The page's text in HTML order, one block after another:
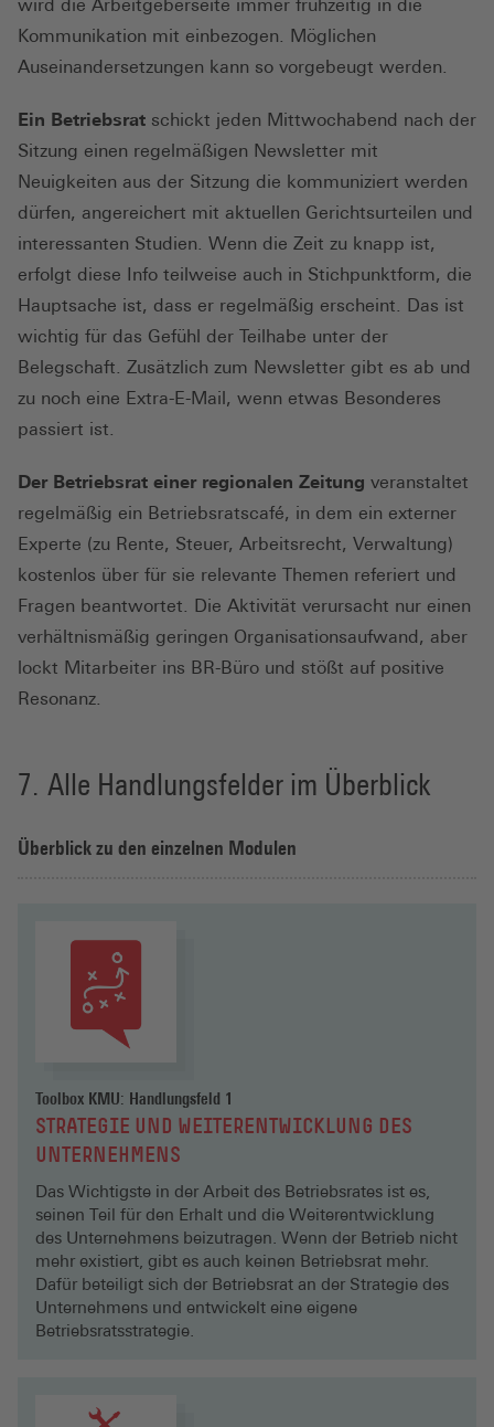
wird die Arbeitgeberseite immer frühzeitig in die
Kommunikation mit einbezogen. Möglichen
Auseinandersetzungen kann so vorgebeugt werden.
Ein Betriebsrat schickt jeden Mittwochabend nach der
Sitzung einen regelmäßigen Newsletter mit
Neuigkeiten aus der Sitzung die kommuniziert werden
dürfen, angereichert mit aktuellen Gerichtsurteilen und
interessanten Studien. Wenn die Zeit zu knapp ist,
erfolgt diese Info teilweise auch in Stichpunktform, die
Hauptsache ist, dass er regelmäßig erscheint. Das ist
wichtig für das Gefühl der Teilhabe unter der
Belegschaft. Zusätzlich zum Newsletter gibt es ab und
zu noch eine Extra-E-Mail, wenn etwas Besonderes
passiert ist.
Der Betriebsrat einer regionalen Zeitung veranstaltet
regelmäßig ein Betriebsratscafé, in dem ein externer
Experte (zu Rente, Steuer, Arbeitsrecht, Verwaltung)
kostenlos über für sie relevante Themen referiert und
Fragen beantwortet. Die Aktivität verursacht nur einen
verhältnismäßig geringen Organisationsaufwand, aber
lockt Mitarbeiter ins BR-Büro und stößt auf positive
Resonanz.
Alle Handlungsfelder im Überblick
Überblick zu den einzelnen Modulen
Toolbox KMU: Handlungsfeld 1
STRATEGIE UND WEITERENT­WICKLUNG DES
UNTERNEHMENS
Das Wichtigste in der Arbeit des Betriebsrates ist es,
seinen Teil für den Erhalt und die Weiterentwicklung
des Unternehmens beizutragen. Wenn der Betrieb nicht
mehr existiert, gibt es auch keinen Betriebsrat mehr.
Dafür beteiligt sich der Betriebsrat an der Strategie des
Unternehmens und entwickelt eine eigene
Betriebsratsstrategie.